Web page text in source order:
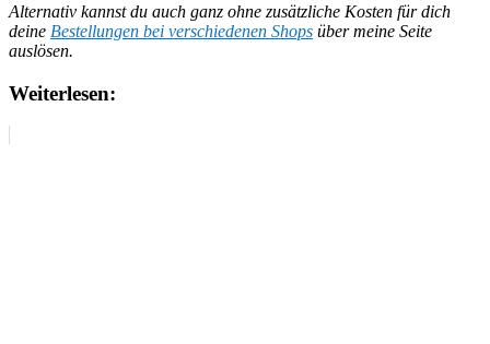
Alternativ kannst du auch ganz ohne zusätzliche Kosten für dich
deine Bestellungen bei verschiedenen Shops über meine Seite
auslösen.
Weiterlesen: